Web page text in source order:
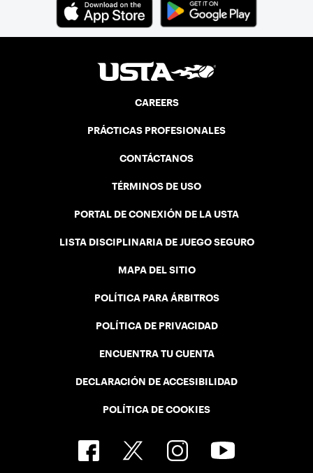
CAREERS
PRÁCTICAS PROFESIONALES
CONTÁCTANOS
TÉRMINOS DE USO
PORTAL DE CONEXIÓN DE LA USTA
LISTA DISCIPLINARIA DE JUEGO SEGURO
MAPA DEL SITIO
POLÍTICA PARA ÁRBITROS
POLÍTICA DE PRIVACIDAD
ENCUENTRA TU CUENTA
DECLARACIÓN DE ACCESIBILIDAD
POLÍTICA DE COOKIES